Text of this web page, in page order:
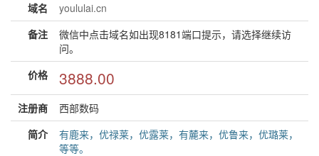
域名
yoululai.cn
备注
微信中点击域名如出现8181端口提示，请选择继续访
问。
价格
3888.00
注册商
西部数码
简介
有鹿来，优禄莱，优露莱，有麓来，优鲁来，优璐莱，
等等。